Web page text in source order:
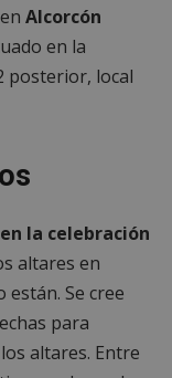
Alcorcón
en la
posterior, local
la celebración
altares en
Se cree
para
altares. Entre